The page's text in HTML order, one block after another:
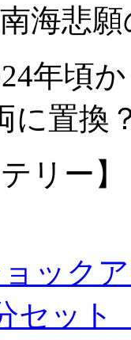
海悲
年頃
に置換
テリー
ック
セット